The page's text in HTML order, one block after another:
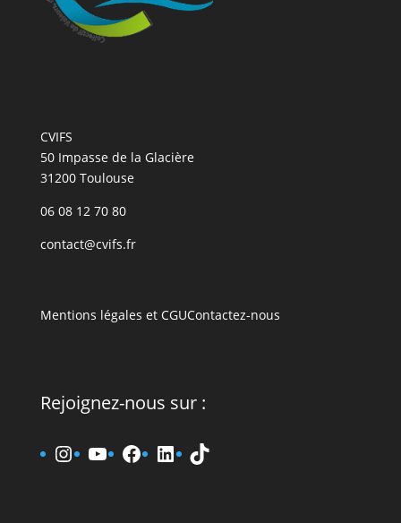
CVIFS
50 Impasse de la Glacière
31200 Toulouse
06 08 12 70 80
contact@cvifs.fr
Mentions légales et CGUContactez-nous
Rejoignez-nous sur :
www.instagram.fr/cvifs
YouTube
www.facebook.fr/cvifs
www.linkedin.fr/
TikTok